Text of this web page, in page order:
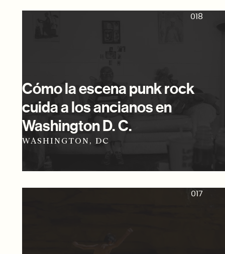
018
Cómo la escena punk rock
cuida a los ancianos en
Washington D. C.
WASHINGTON, DC
017